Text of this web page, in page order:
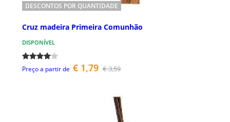
DESCONTOS POR QUANTIDADE
Cruz madeira Primeira Comunhão
DISPONÍVEL
Preço a partir de € 1,79 € 3,59